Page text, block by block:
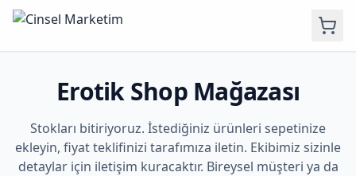
Erotik Shop Mağazası
Stokları bitiriyoruz. İstediğiniz ürünleri sepetinize
ekleyin, fiyat teklifinizi tarafımıza iletin. Ekibimiz sizinle
detaylar için iletişim kuracaktır. Bireysel müşteri ya da